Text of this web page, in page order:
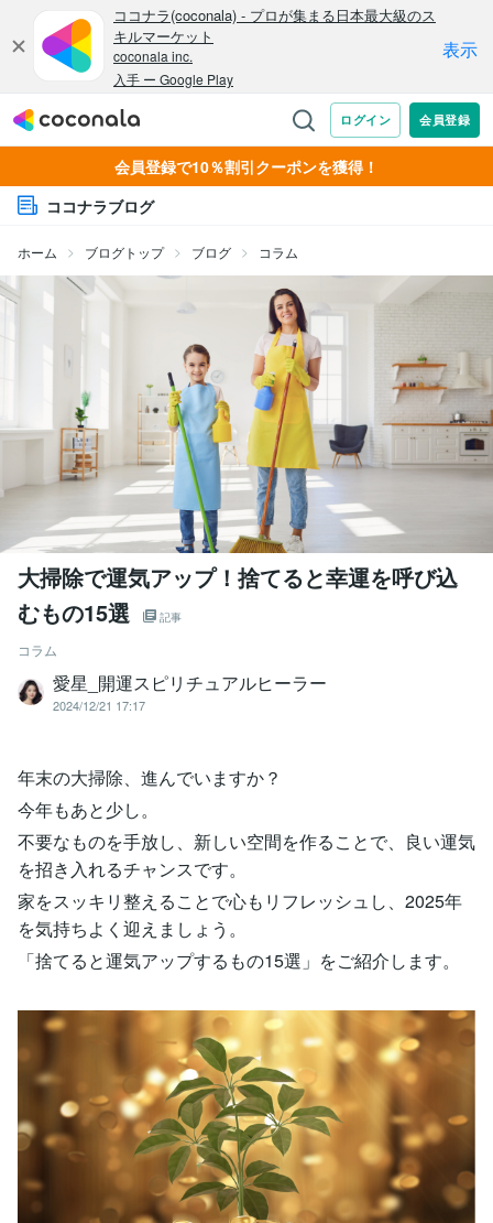
会員登録で10％割引クーポンを獲得！
ココナラブログ
ホーム ブログトップ ブログ コラム
大掃除で運気アップ！捨てると幸運を呼び込
むもの15選
記事
コラム
愛星_開運スピリチュアルヒーラー
2024/12/21 17:17
年末の大掃除、進んでいますか？
今年もあと少し。
不要なものを手放し、新しい空間を作ることで、良い運気
を招き入れるチャンスです。
家をスッキリ整えることで心もリフレッシュし、2025年
を気持ちよく迎えましょう。
「捨てると運気アップするもの15選」をご紹介します。